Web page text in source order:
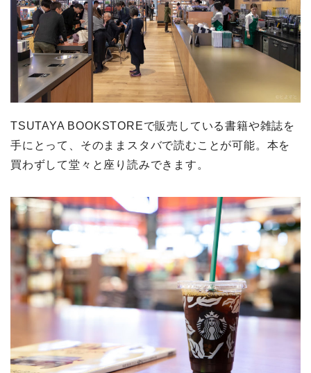
TSUTAYA BOOKSTOREで販売している書籍や雑誌を
手にとって、そのままスタバで読むことが可能。本を
買わずして堂々と座り読みできます。